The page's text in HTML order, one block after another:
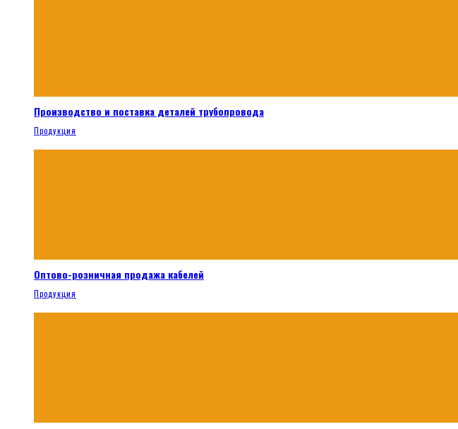
Производство и поставка деталей трубопровода
Продукция
Оптово-розничная продажа кабелей
Продукция